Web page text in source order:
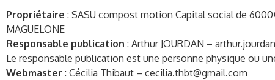
Propriétaire : SASU compost motion Capital social de
MAGUELONE
Responsable publication : Arthur JOURDAN –
Le responsable publication est une personne physique ou
Webmaster : Cécilia Thibaut – cecilia.thbt@gmail.com